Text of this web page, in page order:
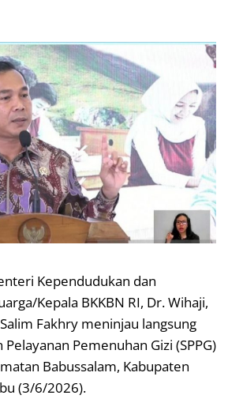
Kependudukan dan
Kepala BKKBN RI, Dr. Wihaji,
Fakhry meninjau langsung
Pemenuhan Gizi (SPPG)
Babussalam, Kabupaten
(3/6/2026).